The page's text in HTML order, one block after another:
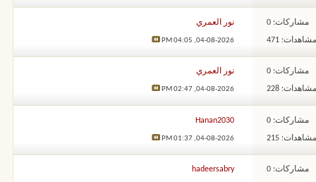
مشاركات: 0
471
نور العمري
04-08-2026,
04:05 PM
مشاركات: 0
228
نور العمري
04-08-2026,
02:47 PM
مشاركات: 0
215
Hanan2030
04-08-2026,
01:37 PM
مشاركات: 0 hadeersabry